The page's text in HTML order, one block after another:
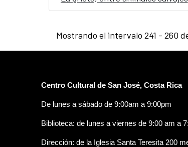
Mostrando el intervalo 241 - 260
Centro Cultural de San José, Costa Rica
De lunes a sábado de 9:00am a 9:00pm
Biblioteca: de lunes a viernes de 9:00 am a
Dirección: de la Iglesia Santa Teresita 200